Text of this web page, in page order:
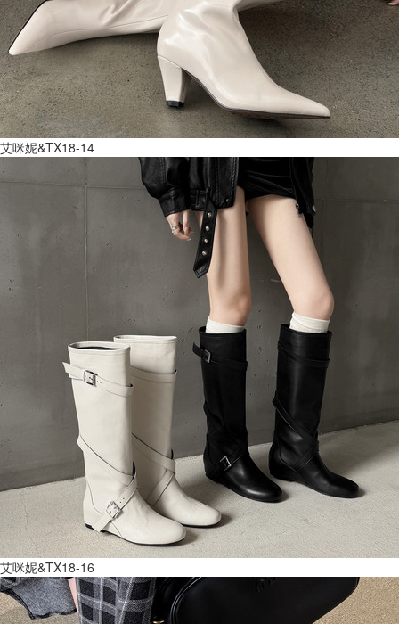
艾咪妮&TX18-14
艾咪妮&TX18-16